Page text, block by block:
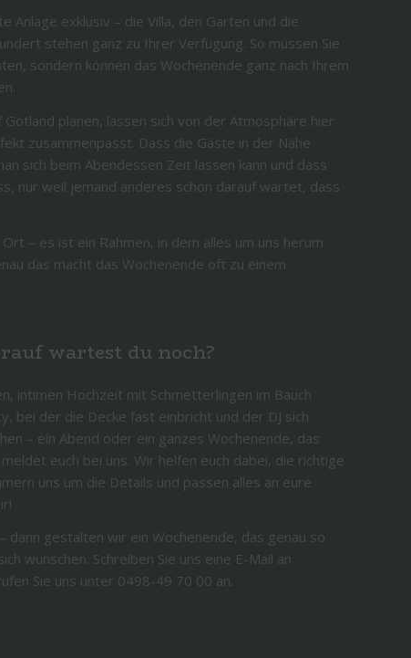
Anlage exklusiv – die Villa, den Garten und die
stehen ganz zu Ihrer Verfügung. So müssen Sie
sondern können das Wochenende ganz nach Ihrem
planen, lassen sich von der Atmosphäre hier
zusammenpasst. Dass die Gäste in der Nähe
sich beim Abendessen Zeit lassen kann und dass
nur weil jemand anderes schon darauf wartet, dass
– es ist ein Rahmen, in dem alles um uns herum
das macht das Wochenende oft zu einem
wartest du noch?
intimen Hochzeit mit Schmetterlingen im Bauch
bei der die Decke fast einbricht und der DJ sich
– ein Abend oder ein ganzes Wochenende, das
euch bei uns. Wir helfen euch dabei, die richtige
uns um die Details und passen alles an eure
dann gestalten wir ein Wochenende, das genau so
wünschen. Schreiben Sie uns eine E-Mail an
Sie uns unter 0498-49 70 00 an.